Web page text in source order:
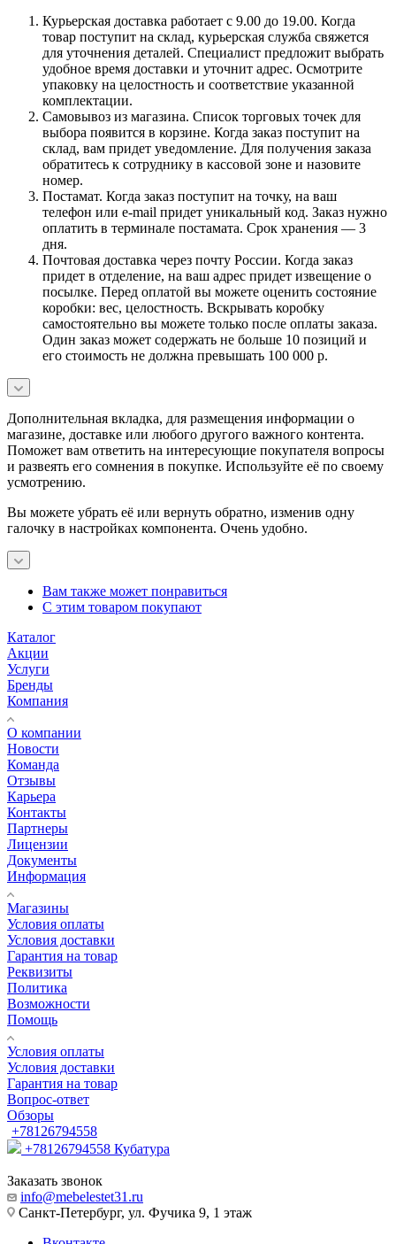
Курьерская доставка работает с 9.00 до 19.00. Когда
товар поступит на склад, курьерская служба свяжется
для уточнения деталей. Специалист предложит выбрать
удобное время доставки и уточнит адрес. Осмотрите
упаковку на целостность и соответствие указанной
комплектации.
Самовывоз из магазина. Список торговых точек для
выбора появится в корзине. Когда заказ поступит на
склад, вам придет уведомление. Для получения заказа
обратитесь к сотруднику в кассовой зоне и назовите
номер.
Постамат. Когда заказ поступит на точку, на ваш
телефон или e-mail придет уникальный код. Заказ нужно
оплатить в терминале постамата. Срок хранения — 3
дня.
Почтовая доставка через почту России. Когда заказ
придет в отделение, на ваш адрес придет извещение о
посылке. Перед оплатой вы можете оценить состояние
коробки: вес, целостность. Вскрывать коробку
самостоятельно вы можете только после оплаты заказа.
Один заказ может содержать не больше 10 позиций и
его стоимость не должна превышать 100 000 р.
Дополнительная вкладка, для размещения информации о
магазине, доставке или любого другого важного контента.
Поможет вам ответить на интересующие покупателя вопросы
и развеять его сомнения в покупке. Используйте её по своему
усмотрению.
Вы можете убрать её или вернуть обратно, изменив одну
галочку в настройках компонента. Очень удобно.
Вам также может понравиться
С этим товаром покупают
Каталог
Акции
Услуги
Бренды
Компания
О компании
Новости
Команда
Отзывы
Карьера
Контакты
Партнеры
Лицензии
Документы
Информация
Магазины
Условия оплаты
Условия доставки
Гарантия на товар
Реквизиты
Политика
Возможности
Помощь
Условия оплаты
Условия доставки
Гарантия на товар
Вопрос-ответ
Обзоры
+78126794558
+78126794558 Кубатура
Заказать звонок
info@mebelestet31.ru
Санкт-Петербург, ул. Фучика 9, 1 этаж